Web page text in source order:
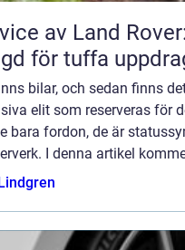
av Land
för tuffa
bilar, och sedan finns
elit som reserveras för
bara fordon, de är
I denna artikel